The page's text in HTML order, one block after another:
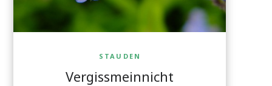
STAUDEN
Vergissmeinnicht